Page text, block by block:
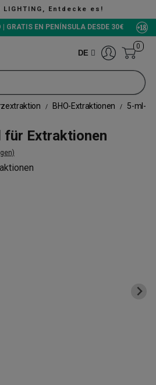
LIGHTING, Entdecke es!
| GRATIS EN PENÍNSULA DESDE 30€
DE
0
BHO-Extraktionen
5-ml-
für Extraktionen